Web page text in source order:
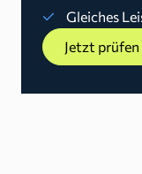
Gleiches
Jetzt prüfen